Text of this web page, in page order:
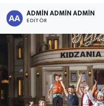
ADMİN ADMİN ADMİN
EDITÖR
Genel
Gündem
Magazin
Sağlık
Haber Arşivi